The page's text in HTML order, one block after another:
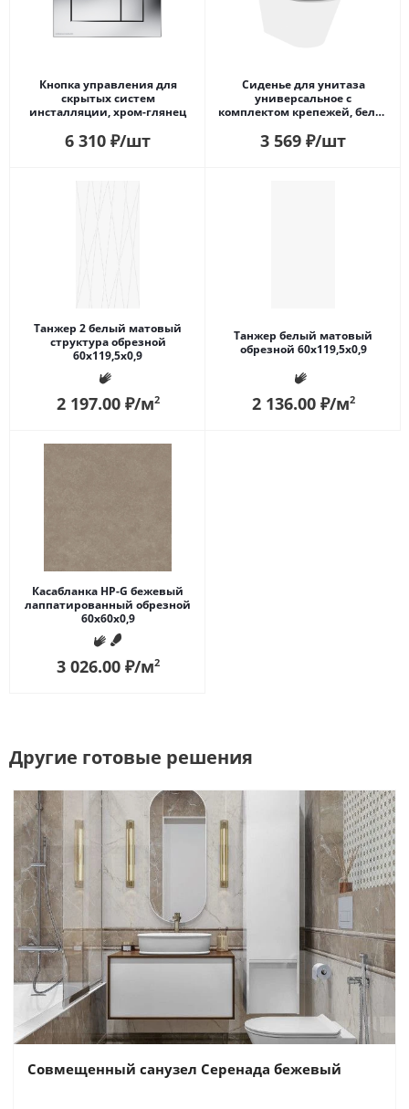
Кнопка управления для
скрытых систем
инсталляции, xром-глянец
6 310 ₽/шт
Сиденье для унитаза
универсальное с
комплектом крепежей, белое
3 569 ₽/шт
Танжер 2 белый матовый
структура обрезной
60x119,5x0,9
2 197.00₽/м2
Танжер белый матовый
обрезной 60x119,5x0,9
2 136.00₽/м2
Касабланка HP-G бежевый
лаппатированный обрезной
60x60x0,9
3 026.00₽/м2
Другие готовые решения
Совмещенный санузел Серенада бежевый